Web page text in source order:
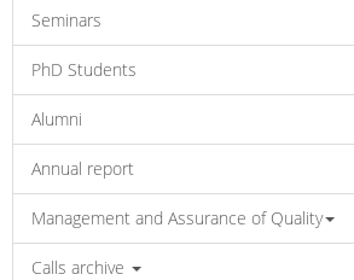
Seminars
PhD Students
Alumni
Annual report
Management and Assurance of Quality
Calls archive